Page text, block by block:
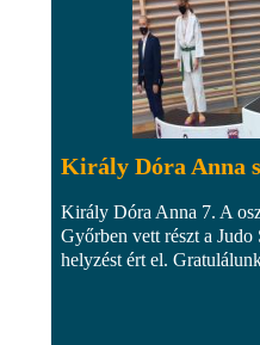
Király Dóra Anna
Király Dóra Anna 7. A
Győrben vett részt a
helyzést ért el.